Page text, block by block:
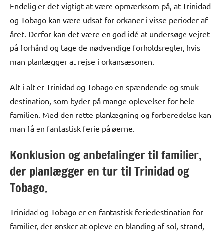
Endelig er det vigtigt at være opmærksom på, at Trinidad
og Tobago kan være udsat for orkaner i visse perioder af
året. Derfor kan det være en god idé at undersøge vejret
på forhånd og tage de nødvendige forholdsregler, hvis
man planlægger at rejse i orkansæsonen.
Alt i alt er Trinidad og Tobago en spændende og smuk
destination, som byder på mange oplevelser for hele
familien. Med den rette planlægning og forberedelse kan
man få en fantastisk ferie på øerne.
Konklusion og anbefalinger til familier,
der planlægger en tur til Trinidad og
Tobago.
Trinidad og Tobago er en fantastisk feriedestination for
familier, der ønsker at opleve en blanding af sol, strand,